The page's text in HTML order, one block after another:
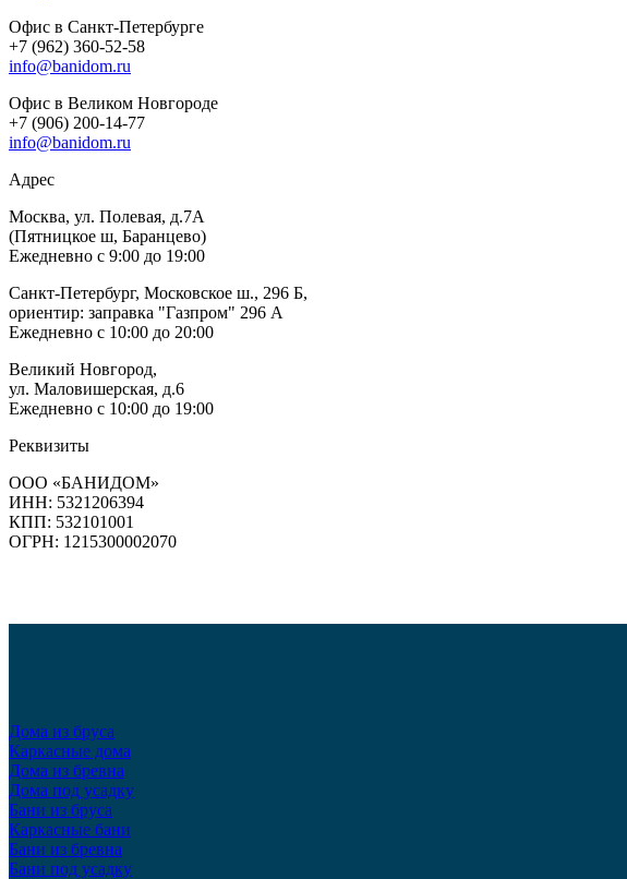
Офис в Санкт-Петербурге
+7 (962) 360-52-58
info@banidom.ru
Офис в Великом Новгороде
+7 (906) 200-14-77
info@banidom.ru
Адрес
Москва, ул. Полевая, д.7А
(Пятницкое ш, Баранцево)
Ежедневно с 9:00 до 19:00
Санкт-Петербург, Московское ш., 296 Б,
ориентир: заправка "Газпром" 296 А
Ежедневно с 10:00 до 20:00
Великий Новгород,
ул. Маловишерская, д.6
Ежедневно с 10:00 до 19:00
Реквизиты
ООО «БАНИДОМ»
ИНН: 5321206394
КПП: 532101001
ОГРН: 1215300002070
Дома из бруса
Каркасные дома
Дома из бревна
Дома под усадку
Бани из бруса
Каркасные бани
Бани из бревна
Бани под усадку